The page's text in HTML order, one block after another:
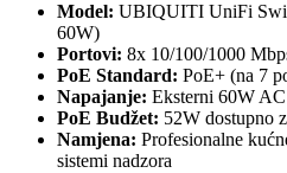
Model: UBIQUITI UniFi
60W)
Portovi: 8x 10/100/1000
PoE Standard: PoE+ (na 7
Napajanje: Eksterni 60W
PoE Budžet: 52W dostupno
Namjena: Profesionalne
sistemi nadzora